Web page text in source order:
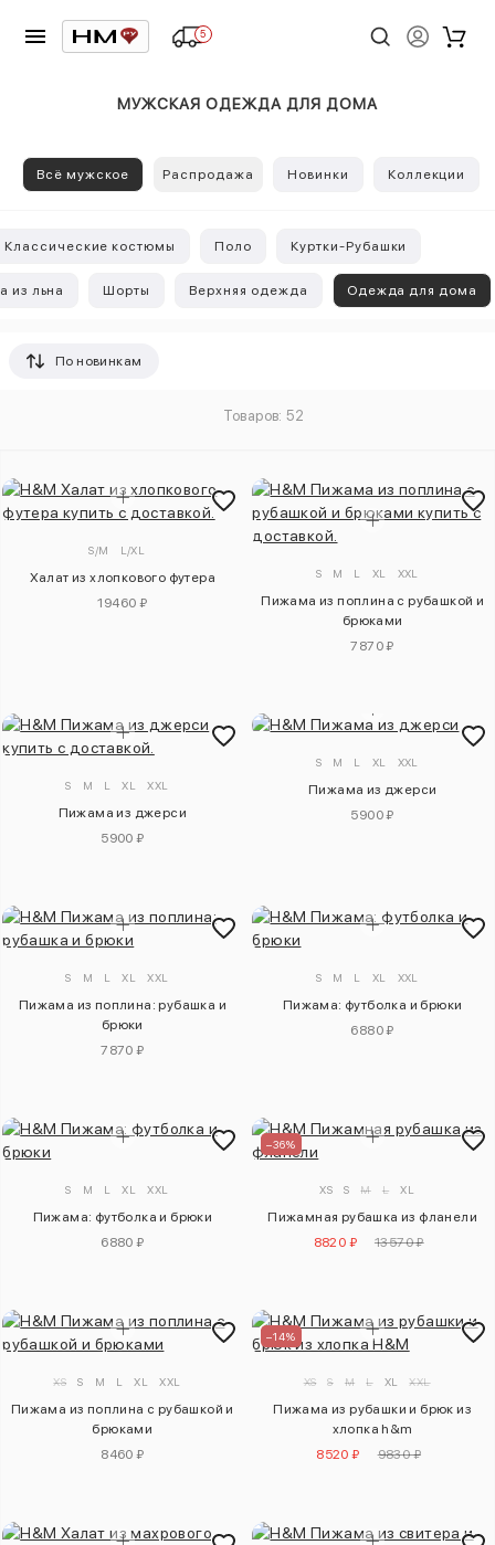
5
МУЖСКАЯ ОДЕЖДА ДЛЯ ДОМА
Всё мужское Распродажа Новинки Коллекции
Классические костюмы Поло Куртки-Рубашки
из льна Шорты Верхняя одежда Одежда для дома
По новинкам
Товаров: 52
S/M L/XL
Халат из хлопкового футера
19460 ₽
S M L XL XXL
Пижама из поплина с рубашкой и
брюками
7870 ₽
S M L XL XXL
Пижама из джерси
5900 ₽
S M L XL XXL
Пижама из джерси
5900 ₽
S M L XL XXL
Пижама из поплина: рубашка и
брюки
7870 ₽
S M L XL XXL
Пижама: футболка и брюки
6880 ₽
S M L XL XXL
Пижама: футболка и брюки
6880 ₽
–36%
XS S M L XL
Пижамная рубашка из фланели
8820 ₽
13570 ₽
XS S M L XL XXL
Пижама из поплина с рубашкой и
брюками
8460 ₽
–14%
XS S M L XL XXL
Пижама из рубашки и брюк из
хлопка h&m
8520 ₽
9830 ₽